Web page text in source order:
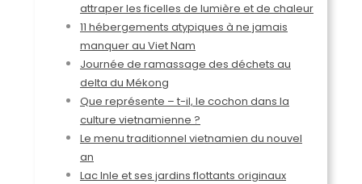
attraper les ficelles de lumière et de chaleur
11 hébergements atypiques à ne jamais
manquer au Viet Nam
Journée de ramassage des déchets au
delta du Mékong
Que représente – t-il, le cochon dans la
culture vietnamienne ?
Le menu traditionnel vietnamien du nouvel
an
Lac Inle et ses jardins flottants originaux